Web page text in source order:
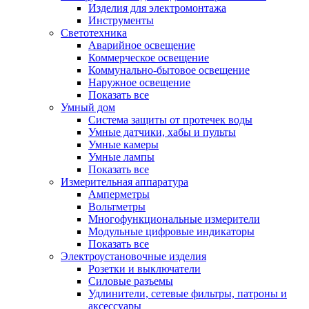
Изделия для электромонтажа
Инструменты
Светотехника
Аварийное освещение
Коммерческое освещение
Коммунально-бытовое освещение
Наружное освещение
Показать все
Умный дом
Система защиты от протечек воды
Умные датчики, хабы и пульты
Умные камеры
Умные лампы
Показать все
Измерительная аппаратура
Амперметры
Вольтметры
Многофункциональные измерители
Модульные цифровые индикаторы
Показать все
Электроустановочные изделия
Розетки и выключатели
Силовые разъемы
Удлинители, сетевые фильтры, патроны и
аксессуары